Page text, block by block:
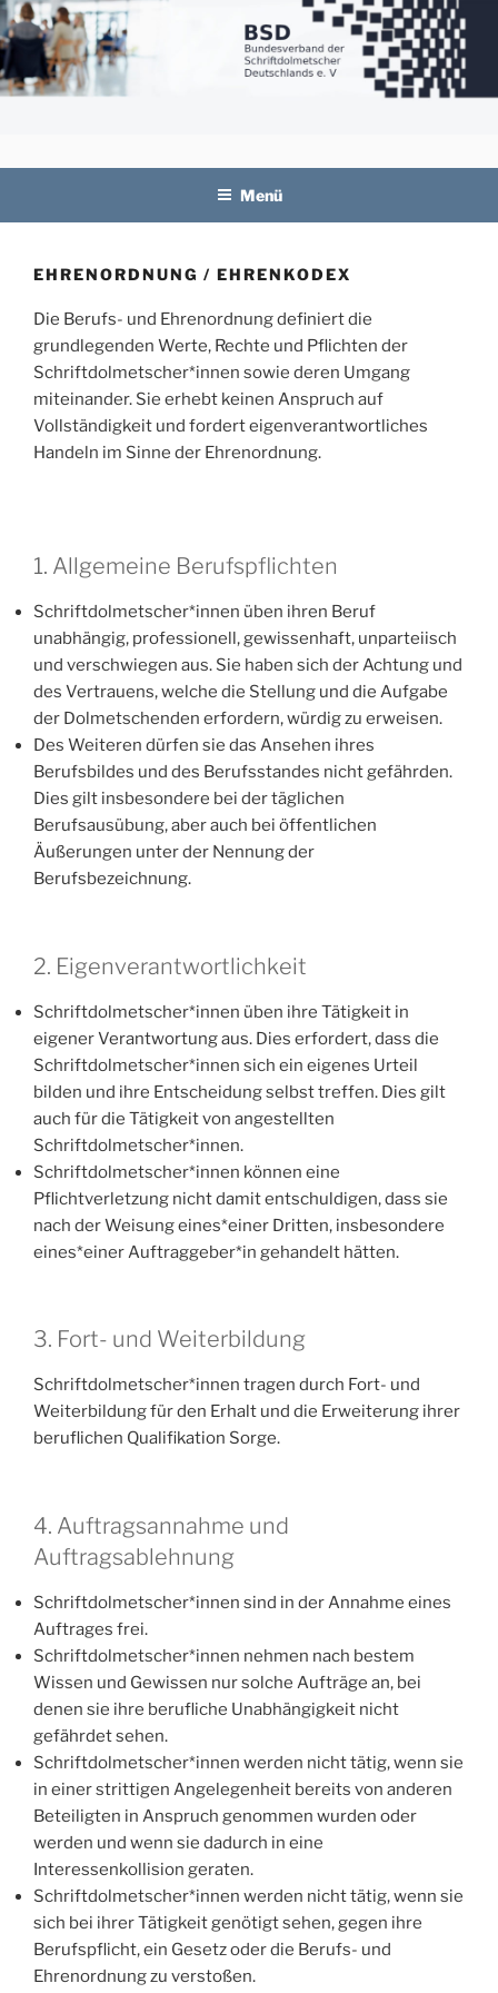
Zum
Inhalt
springen
BSD
Bundesverband der Schriftdolmetscher
Menü
EHRENORDNUNG / EHRENKODEX
Die Berufs- und Ehrenordnung definiert die
grundlegenden Werte, Rechte und Pflichten der
Schriftdolmetscher*innen sowie deren Umgang
miteinander. Sie erhebt keinen Anspruch auf
Vollständigkeit und fordert eigenverantwortliches
Handeln im Sinne der Ehrenordnung.
1. Allgemeine Berufspflichten
Schriftdolmetscher*innen üben ihren Beruf
unabhängig, professionell, gewissenhaft, unparteiisch
und verschwiegen aus. Sie haben sich der Achtung und
des Vertrauens, welche die Stellung und die Aufgabe
der Dolmetschenden erfordern, würdig zu erweisen.
Des Weiteren dürfen sie das Ansehen ihres
Berufsbildes und des Berufsstandes nicht gefährden.
Dies gilt insbesondere bei der täglichen
Berufsausübung, aber auch bei öffentlichen
Äußerungen unter der Nennung der
Berufsbezeichnung.
2. Eigenverantwortlichkeit
Schriftdolmetscher*innen üben ihre Tätigkeit in
eigener Verantwortung aus. Dies erfordert, dass die
Schriftdolmetscher*innen sich ein eigenes Urteil
bilden und ihre Entscheidung selbst treffen. Dies gilt
auch für die Tätigkeit von angestellten
Schriftdolmetscher*innen.
Schriftdolmetscher*innen können eine
Pflichtverletzung nicht damit entschuldigen, dass sie
nach der Weisung eines*einer Dritten, insbesondere
eines*einer Auftraggeber*in gehandelt hätten.
3. Fort- und Weiterbildung
Schriftdolmetscher*innen tragen durch Fort- und
Weiterbildung für den Erhalt und die Erweiterung ihrer
beruflichen Qualifikation Sorge.
4. Auftragsannahme und
Auftragsablehnung
Schriftdolmetscher*innen sind in der Annahme eines
Auftrages frei.
Schriftdolmetscher*innen nehmen nach bestem
Wissen und Gewissen nur solche Aufträge an, bei
denen sie ihre berufliche Unabhängigkeit nicht
gefährdet sehen.
Schriftdolmetscher*innen werden nicht tätig, wenn sie
in einer strittigen Angelegenheit bereits von anderen
Beteiligten in Anspruch genommen wurden oder
werden und wenn sie dadurch in eine
Interessenkollision geraten.
Schriftdolmetscher*innen werden nicht tätig, wenn sie
sich bei ihrer Tätigkeit genötigt sehen, gegen ihre
Berufspflicht, ein Gesetz oder die Berufs- und
Ehrenordnung zu verstoßen.